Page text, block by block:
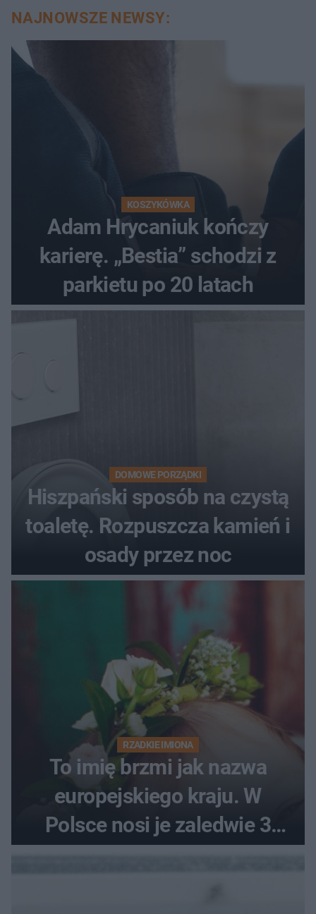
NAJNOWSZE NEWSY:
KOSZYKÓWKA
Adam Hrycaniuk kończy
karierę. „Bestia” schodzi z
parkietu po 20 latach
DOMOWE PORZĄDKI
Hiszpański sposób na czystą
toaletę. Rozpuszcza kamień i
osady przez noc
RZADKIE IMIONA
To imię brzmi jak nazwa
europejskiego kraju. W
Polsce nosi je zaledwie 3